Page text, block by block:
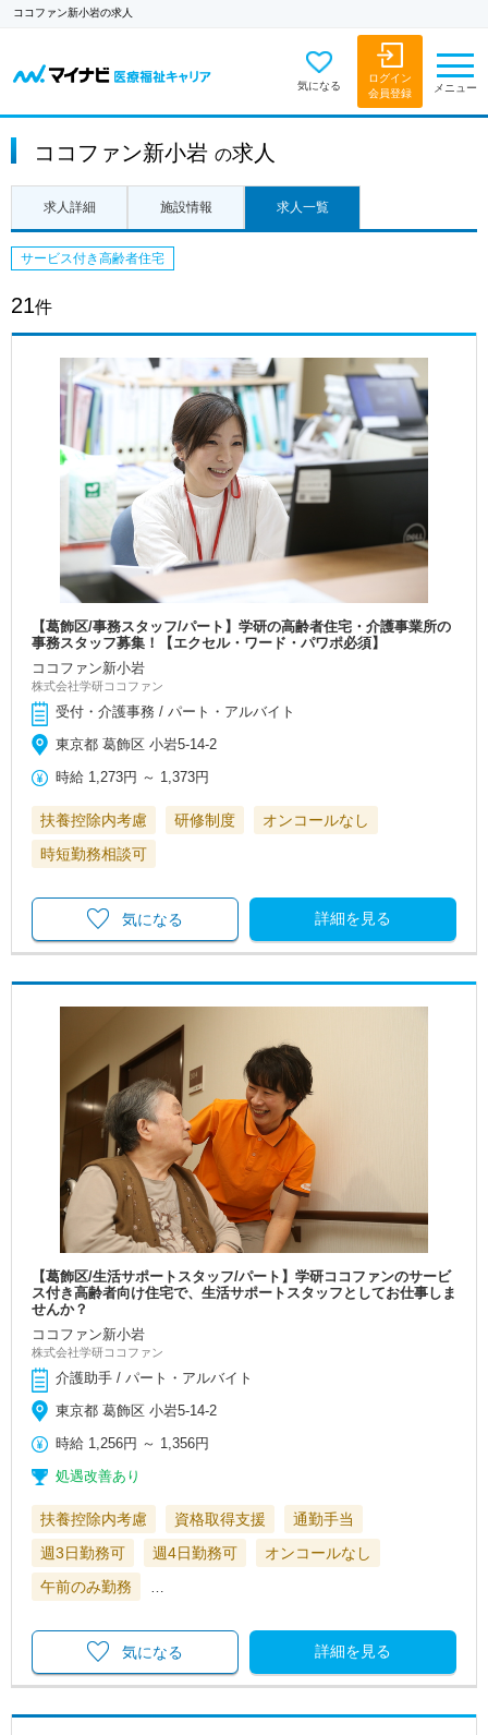
ココファン新小岩の求人
気になる
ログイン
会員登録
メニュー
ココファン新小岩 の求人
求人詳細 施設情報 求人一覧
サービス付き高齢者住宅
21件
【葛飾区/事務スタッフ/パート】学研の高齢者住宅・介護事業所の
事務スタッフ募集！【エクセル・ワード・パワポ必須】
ココファン新小岩
株式会社学研ココファン
受付・介護事務 / パート・アルバイト
東京都 葛飾区 小岩5-14-2
時給 1,273円 ～ 1,373円
扶養控除内考慮 研修制度
オンコールなし
時短勤務相談可
詳細を見る
気になる
【葛飾区/生活サポートスタッフ/パート】学研ココファンのサービ
ス付き高齢者向け住宅で、生活サポートスタッフとしてお仕事しま
せんか？
ココファン新小岩
株式会社学研ココファン
介護助手 / パート・アルバイト
東京都 葛飾区 小岩5-14-2
時給 1,256円 ～ 1,356円
処遇改善あり
扶養控除内考慮 資格取得支援
通勤手当
週3日勤務可
週4日勤務可
オンコールなし
午前のみ勤務
詳細を見る
気になる